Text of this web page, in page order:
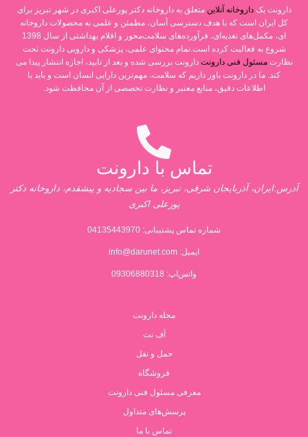
دارونت یکداروخانه آنلاین متعلق به داروخانه دکتر پورعلی اکبری در شهر تبریز برای
کل ایران است که با هدف دسترسی آسان، مطمئن و علمی به محصولات داروخانه
ای، مکمل‌های تغذیه‌ای، فرآورده‌های سلامت‌محور و اقلام بهداشتی از سال 1398
شروع به فعالیت کرده است.تمام محتوای علمی، پزشکی و دارویی دارونت تحت
نظارتمسئول فنی دارونت دارونت بررسی شده و بعد از تایید، اجازه انتشار پیدا می
کند. ما در دارونت باور داریم که سلامت، مهم‌ترین دارایی انسان است و باید با
اطلاعات دقیق، منابع معتبر و نظارت تخصصی از آن محافظت شود.
تماس با دارونت
آدرس:ایران، آذربایجان شرقی، تبریز، ما بین سجادیه و پیشقدم، داروخانه دکتر
پورعلی اکبری
شماره تماس پشتیبانی: 04135443970
ایمیل: info@darunet.com
واتس‌اپ: 09306880318
مجله دارونت
آف نت
حمل و نقل
فروشگاه
معرفی مسئول فنی دارونت
پرسش‌های متداول
تماس با ما